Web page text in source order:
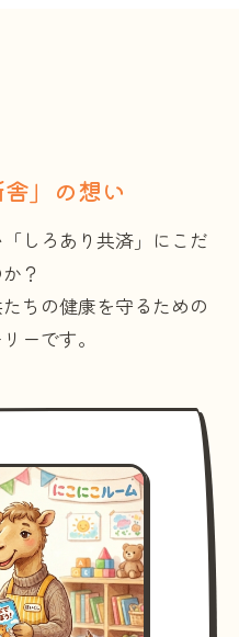
舎」の想い
しろあり共済」にこだ
？
ちの健康を守るための
ーです。